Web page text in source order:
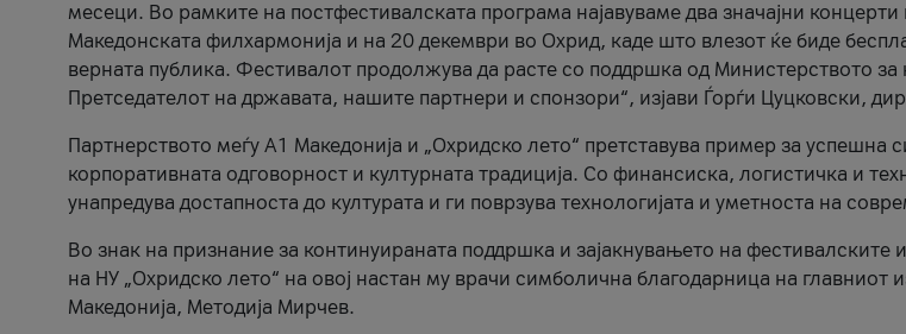
месеци. Во рамките на постфестивалската програма најавуваме два значајни
Македонската филхармонија и на 20 декември во Охрид, каде што влезот ќе биде
верната публика. Фестивалот продолжува да расте со поддршка од Министерството за
Претседателот на државата, нашите партнери и спонзори“, изјави Ѓорѓи Цуцковски,
Партнерството меѓу A1 Македонија и „Охридско лето“ претставува пример за успешна
корпоративната одговорност и културната традиција. Со финансиска, логистичка и
унапредува достапноста до културата и ги поврзува технологијата и уметноста на
Во знак на признание за континуираната поддршка и зајакнувањето на фестивалските
на НУ „Охридско лето“ на овој настан му врачи симболична благодарница на главниот
Македонија, Методија Мирчев.